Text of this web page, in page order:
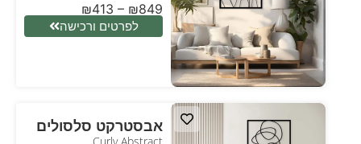
₪413 – ₪849
לפרטים ורכישה
אבסטרקט סלסולים